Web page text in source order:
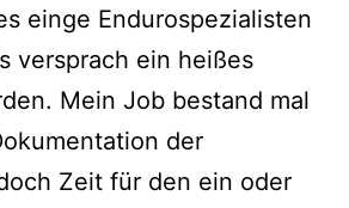
einge Endurospezialisten
versprach ein heißes
Mein Job bestand mal
der
Zeit für den ein oder